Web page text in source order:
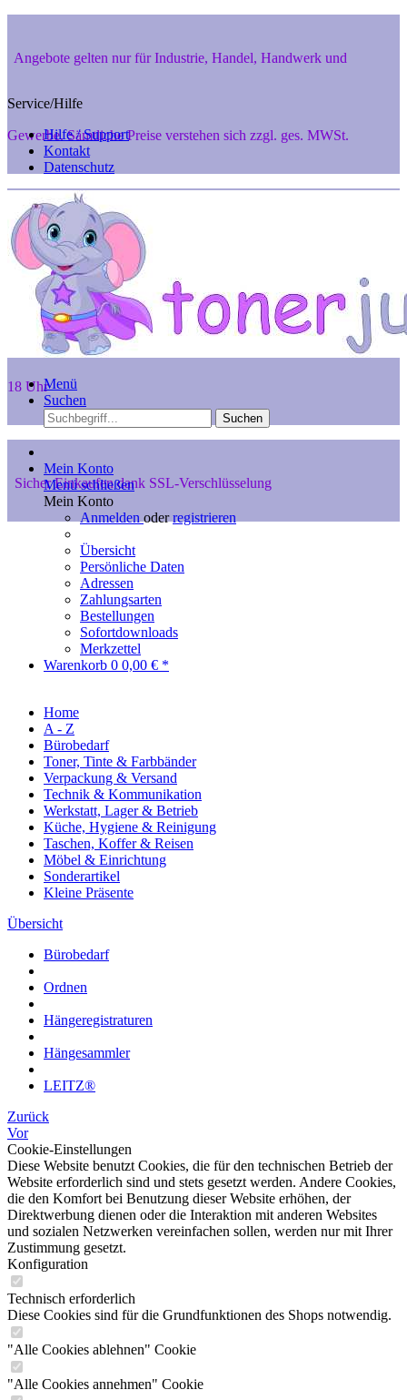
Angebote gelten nur für Industrie, Handel, Handwerk und
Gewerbe. Sämtliche Preise verstehen sich zzgl. ges. MWSt.
Private Endverbraucher aus 48346 Ostbevern und 48291 Telgte
können aber gerne telef. anfragen unter 02532-7242, Mo. - Fr. 8 -
18 Uhr
Sicher Einkaufen dank SSL-Verschlüsselung
Service/Hilfe
Hilfe / Support
Kontakt
Datenschutz
Menü
Suchen
Suchen
Mein Konto
Menü schließen
Mein Konto
Anmelden oderregistrieren
Übersicht
Persönliche Daten
Adressen
Zahlungsarten
Bestellungen
Sofortdownloads
Merkzettel
Warenkorb 0 0,00 € *
Home
A - Z
Bürobedarf
Toner, Tinte & Farbbänder
Verpackung & Versand
Technik & Kommunikation
Werkstatt, Lager & Betrieb
Küche, Hygiene & Reinigung
Taschen, Koffer & Reisen
Möbel & Einrichtung
Sonderartikel
Kleine Präsente
Übersicht
Bürobedarf
Ordnen
Hängeregistraturen
Hängesammler
LEITZ®
Zurück
Vor
Cookie-Einstellungen
Diese Website benutzt Cookies, die für den technischen Betrieb der
Website erforderlich sind und stets gesetzt werden. Andere Cookies,
die den Komfort bei Benutzung dieser Website erhöhen, der
Direktwerbung dienen oder die Interaktion mit anderen Websites
und sozialen Netzwerken vereinfachen sollen, werden nur mit Ihrer
Zustimmung gesetzt.
Konfiguration
Technisch erforderlich
Diese Cookies sind für die Grundfunktionen des Shops notwendig.
"Alle Cookies ablehnen" Cookie
"Alle Cookies annehmen" Cookie